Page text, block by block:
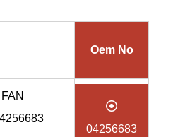
Oem No
04256683